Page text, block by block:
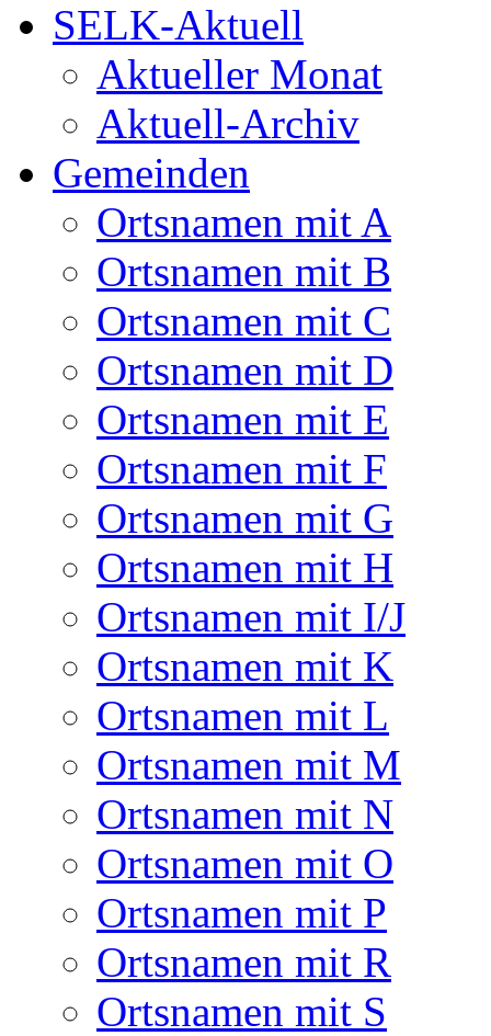
SELK-Aktuell
Aktueller Monat
Aktuell-Archiv
Gemeinden
Ortsnamen mit A
Ortsnamen mit B
Ortsnamen mit C
Ortsnamen mit D
Ortsnamen mit E
Ortsnamen mit F
Ortsnamen mit G
Ortsnamen mit H
Ortsnamen mit I/J
Ortsnamen mit K
Ortsnamen mit L
Ortsnamen mit M
Ortsnamen mit N
Ortsnamen mit O
Ortsnamen mit P
Ortsnamen mit R
Ortsnamen mit S